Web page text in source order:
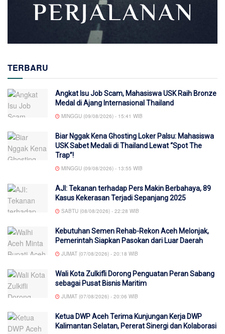
TERBARU
Angkat Isu Job Scam, Mahasiswa USK Raih Bronze
Medal di Ajang Internasional Thailand
MINGGU (09/08/2026) - 15:41 WIB
Biar Nggak Kena Ghosting Loker Palsu: Mahasiswa
USK Sabet Medali di Thailand Lewat “Spot The
Trap”!
MINGGU (09/08/2026) - 13:55 WIB
AJI: Tekanan terhadap Pers Makin Berbahaya, 89
Kasus Kekerasan Terjadi Sepanjang 2025
SABTU (08/08/2026) - 22:28 WIB
Kebutuhan Semen Rehab-Rekon Aceh Melonjak,
Pemerintah Siapkan Pasokan dari Luar Daerah
JUMAT (07/08/2026) - 20:18 WIB
Wali Kota Zulkifli Dorong Penguatan Peran Sabang
sebagai Pusat Bisnis Maritim
JUMAT (07/08/2026) - 20:06 WIB
Ketua DWP Aceh Terima Kunjungan Kerja DWP
Kalimantan Selatan, Pererat Sinergi dan Kolaborasi